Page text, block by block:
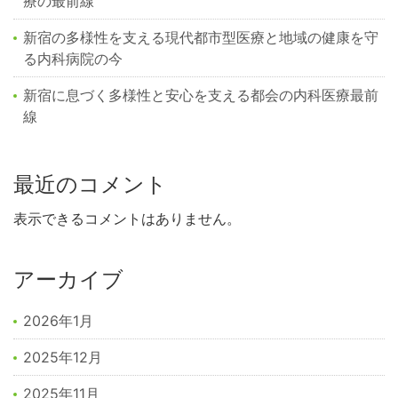
新宿の多様性を支える現代都市型医療と地域の健康を守
る内科病院の今
新宿に息づく多様性と安心を支える都会の内科医療最前
線
最近のコメント
表示できるコメントはありません。
アーカイブ
2026年1月
2025年12月
2025年11月